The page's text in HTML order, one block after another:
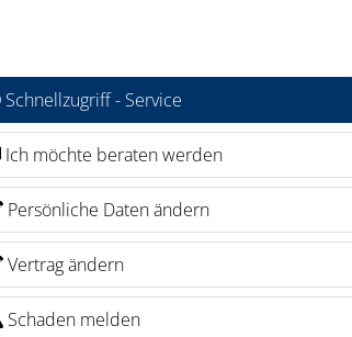
Schnellzugriff - Service
Ich möchte beraten werden
Persönliche Daten ändern
Vertrag ändern
Schaden melden